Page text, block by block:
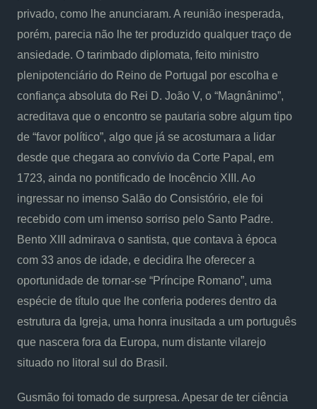
privado, como lhe anunciaram. A reunião inesperada,
porém, parecia não lhe ter produzido qualquer traço de
ansiedade. O tarimbado diplomata, feito ministro
plenipotenciário do Reino de Portugal por escolha e
confiança absoluta do Rei D. João V, o “Magnânimo”,
acreditava que o encontro se pautaria sobre algum tipo
de “favor político”, algo que já se acostumara a lidar
desde que chegara ao convívio da Corte Papal, em
1723, ainda no pontificado de Inocêncio XIII. Ao
ingressar no imenso Salão do Consistório, ele foi
recebido com um imenso sorriso pelo Santo Padre.
Bento XIII admirava o santista, que contava à época
com 33 anos de idade, e decidira lhe oferecer a
oportunidade de tornar-se “Príncipe Romano”, uma
espécie de título que lhe conferia poderes dentro da
estrutura da Igreja, uma honra inusitada a um português
que nascera fora da Europa, num distante vilarejo
situado no litoral sul do Brasil.
Gusmão foi tomado de surpresa. Apesar de ter ciência